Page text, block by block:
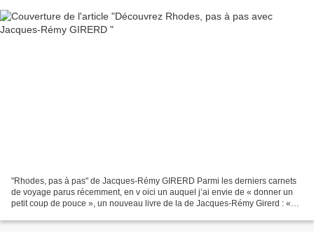
"Rhodes, pas à pas" de Jacques-Rémy GIRERD Parmi les derniers carnets
de voyage parus récemment, en v oici un auquel j’ai envie de « donner un
petit coup de pouce », un nouveau livre de la de Jacques-Rémy Girerd : «